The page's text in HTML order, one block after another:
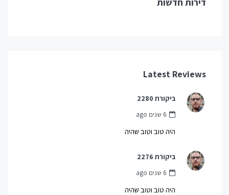
Latest Reviews
ביקורת 2280
6 שנים ago
היה טוב וטוב שהיה
ביקורת 2276
6 שנים ago
היה טוב וטוב שהיה